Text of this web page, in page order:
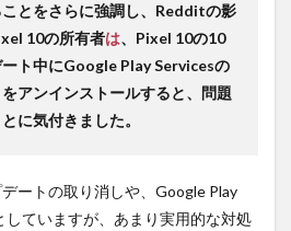
とをさらに強調し、Redditの影
10の所有者は、Pixel 10の10
ート中にGoogle Play Servicesの
アンインストールすると、問題
に気付きました。
ートの取り消しや、Google Play
していますが、あまり実用的な対処